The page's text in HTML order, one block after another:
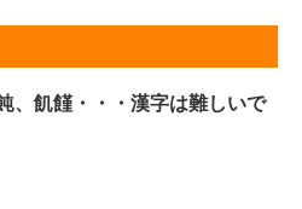
、飢饉・・・漢字は難しいで